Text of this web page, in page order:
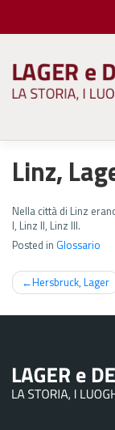
content
Linz,
Nella città di Linz
I, Linz II, Linz III.
Posted in Glossario
articoli
Hersbruck, Lager